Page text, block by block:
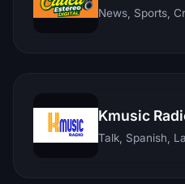
News, Sports,
Kmusic
Talk, Spanish,